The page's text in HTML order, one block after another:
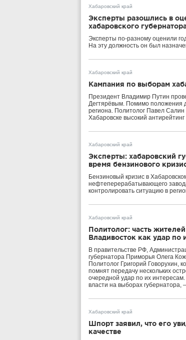
Хабаровский край
Эксперты разошлись в
хабаровского
Эксперты по-разному оценили
На эту должность он был
Хабаровский край
Кампания по выборам
Президент Владимир Путин
Дегтярёвым. Помимо положения
региона. Политолог Павел
Хабаровске высокий
Хабаровский край
Эксперты: хабаровский
время бензинового
Бензиновый кризис в
нефтеперерабатывающего
контролировать ситуацию в
Хабаровский край
Политолог: часть
Владивосток как удар по
В правительстве РФ,
губернатора Приморья Олега
Политолог Григорий Говорухин,
помнят передачу нескольких
очередной удар по их
власти на выборах губернатора,
Хабаровский край
Шпорт заявил, что его
качестве